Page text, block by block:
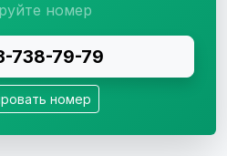
номер
738-79-79
номер